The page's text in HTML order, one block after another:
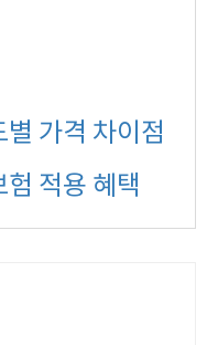
가격 차이점
적용 혜택